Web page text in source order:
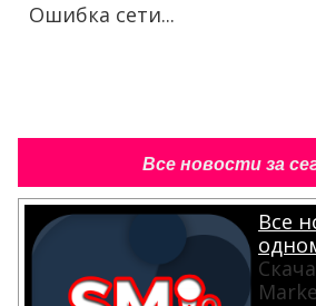
Ошибка сети...
Все новости за
Все